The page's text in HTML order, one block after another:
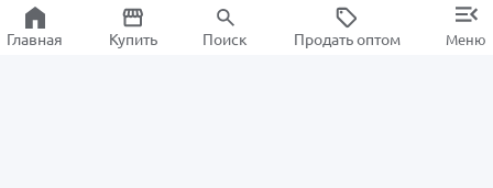
Главная Купить Поиск Продать оптом Меню